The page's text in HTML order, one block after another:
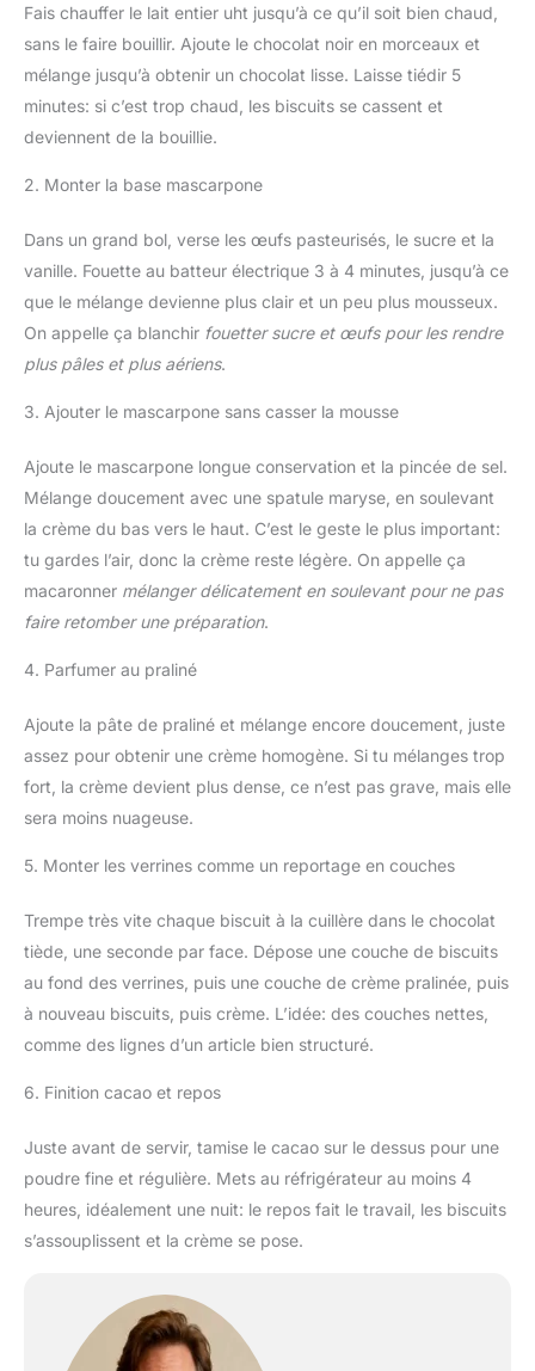
Fais chauffer le lait entier uht jusqu’à ce qu’il soit bien chaud,
sans le faire bouillir. Ajoute le chocolat noir en morceaux et
mélange jusqu’à obtenir un chocolat lisse. Laisse tiédir 5
minutes: si c’est trop chaud, les biscuits se cassent et
deviennent de la bouillie.
2. Monter la base mascarpone
Dans un grand bol, verse les œufs pasteurisés, le sucre et la
vanille. Fouette au batteur électrique 3 à 4 minutes, jusqu’à ce
que le mélange devienne plus clair et un peu plus mousseux.
On appelle ça blanchir fouetter sucre et œufs pour les rendre
plus pâles et plus aériens.
3. Ajouter le mascarpone sans casser la mousse
Ajoute le mascarpone longue conservation et la pincée de sel.
Mélange doucement avec une spatule maryse, en soulevant
la crème du bas vers le haut. C’est le geste le plus important:
tu gardes l’air, donc la crème reste légère. On appelle ça
macaronner mélanger délicatement en soulevant pour ne pas
faire retomber une préparation.
4. Parfumer au praliné
Ajoute la pâte de praliné et mélange encore doucement, juste
assez pour obtenir une crème homogène. Si tu mélanges trop
fort, la crème devient plus dense, ce n’est pas grave, mais elle
sera moins nuageuse.
5. Monter les verrines comme un reportage en couches
Trempe très vite chaque biscuit à la cuillère dans le chocolat
tiède, une seconde par face. Dépose une couche de biscuits
au fond des verrines, puis une couche de crème pralinée, puis
à nouveau biscuits, puis crème. L’idée: des couches nettes,
comme des lignes d’un article bien structuré.
6. Finition cacao et repos
Juste avant de servir, tamise le cacao sur le dessus pour une
poudre fine et régulière. Mets au réfrigérateur au moins 4
heures, idéalement une nuit: le repos fait le travail, les biscuits
s’assouplissent et la crème se pose.